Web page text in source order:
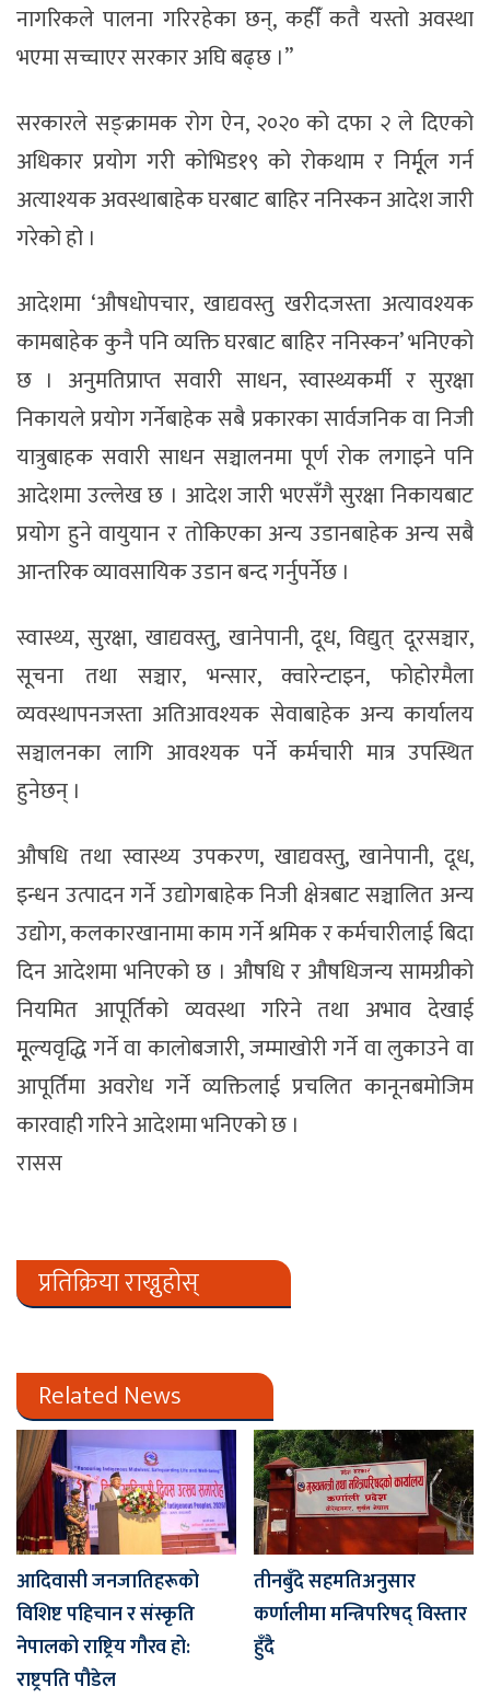
नागरिकले पालना गरिरहेका छन्, कहीँ कतै यस्तो अवस्था
भएमा सच्चाएर सरकार अघि बढ्छ ।”
सरकारले सङ्क्रामक रोग ऐन, २०२० को दफा २ ले दिएको
अधिकार प्रयोग गरी कोभिड­१९ को रोकथाम र निर्मूूल गर्न
अत्याश्यक अवस्थाबाहेक घरबाट बाहिर ननिस्कन आदेश जारी
गरेको हो ।
आदेशमा ‘औषधोपचार, खाद्यवस्तु खरीदजस्ता अत्यावश्यक
कामबाहेक कुनै पनि व्यक्ति घरबाट बाहिर ननिस्कन’ भनिएको
छ । अनुमतिप्राप्त सवारी साधन, स्वास्थ्यकर्मी र सुरक्षा
निकायले प्रयोग गर्नेबाहेक सबै प्रकारका सार्वजनिक वा निजी
यात्रुबाहक सवारी साधन सञ्चालनमा पूर्ण रोक लगाइने पनि
आदेशमा उल्लेख छ । आदेश जारी भएसँगै सुरक्षा निकायबाट
प्रयोग हुने वायुयान र तोकिएका अन्य उडानबाहेक अन्य सबै
आन्तरिक व्यावसायिक उडान बन्द गर्नुपर्नेछ ।
स्वास्थ्य, सुरक्षा, खाद्यवस्तु, खानेपानी, दूध, विद्युत् दूरसञ्चार,
सूचना तथा सञ्चार, भन्सार, क्वारेन्टाइन, फोहोरमैला
व्यवस्थापनजस्ता अतिआवश्यक सेवाबाहेक अन्य कार्यालय
सञ्चालनका लागि आवश्यक पर्ने कर्मचारी मात्र उपस्थित
हुनेछन् ।
औषधि तथा स्वास्थ्य उपकरण, खाद्यवस्तु, खानेपानी, दूध,
इन्धन उत्पादन गर्ने उद्योगबाहेक निजी क्षेत्रबाट सञ्चालित अन्य
उद्योग, कलकारखानामा काम गर्ने श्रमिक र कर्मचारीलाई बिदा
दिन आदेशमा भनिएको छ । औषधि र औषधिजन्य सामग्रीको
नियमित आपूर्तिको व्यवस्था गरिने तथा अभाव देखाई
मूूल्यवृद्धि गर्ने वा कालोबजारी, जम्माखोरी गर्ने वा लुकाउने वा
आपूर्तिमा अवरोध गर्ने व्यक्तिलाई प्रचलित कानूनबमोजिम
कारवाही गरिने आदेशमा भनिएको छ ।
रासस
प्रतिक्रिया राख्नुहोस्
Related News
आदिवासी जनजातिहरूको
विशिष्ट पहिचान र संस्कृति
नेपालको राष्ट्रिय गौरव हो:
राष्ट्रपति पौडेल
तीनबुँदे सहमतिअनुसार
कर्णालीमा मन्त्रिपरिषद् विस्तार
हुँदै